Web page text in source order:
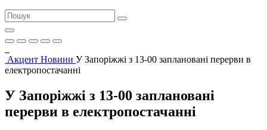
Акцент Новини У Запоріжжі з 13-00 заплановані перерви в
електропостачанні
У Запоріжжі з 13-00 заплановані
перерви в електропостачанні